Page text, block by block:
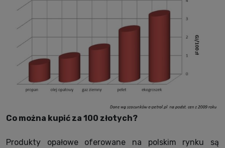
Co można kupić za 100 złotych?
Produkty opałowe oferowane na polskim rynku są